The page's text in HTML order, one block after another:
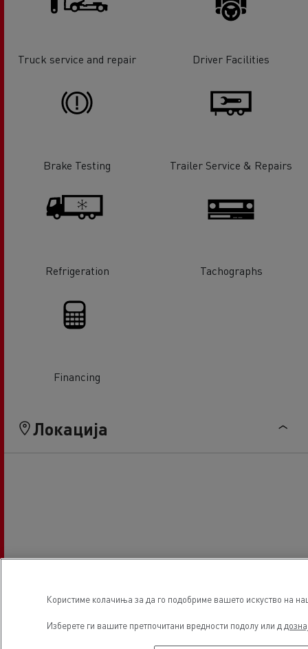
Truck service and repair Driver Facilities
Brake Testing Trailer Service & Repairs
Refrigeration Tachographs
Financing
Локација
Користиме колачиња за да го подобриме вашето искуство на
Изберете ги вашите претпочитани вредности подолу или д